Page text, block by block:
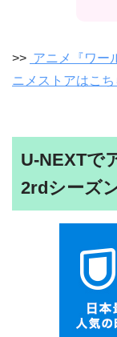
>> アニメ『ワー
ニメストアはこち
U-NEXTで
2rdシーズ